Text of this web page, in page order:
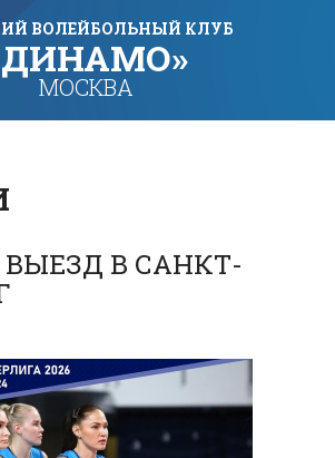
ВОЛЕЙБОЛЬНЫЙ КЛУБ
МОСКВА
В САНКТ-